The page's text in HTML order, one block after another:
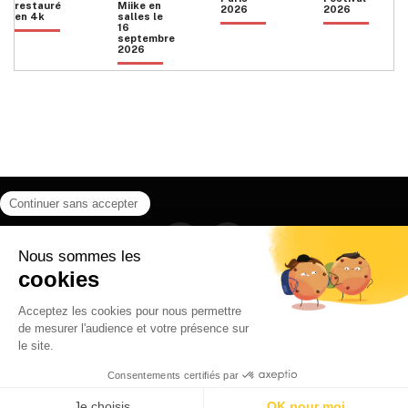
restauré
en 4k
Miike en
salles le
16
septembre
2026
2026
2026
Instagram
CONTACT
POLITIQUE DE CONFIDENTIALITÉ
© 2026 Ilyfunet communication